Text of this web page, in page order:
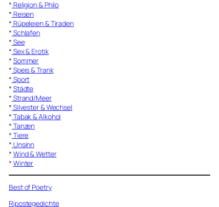
* Religion & Philo
* Reisen
* Rüpeleien & Tiraden
* Schlafen
* See
* Sex & Erotik
* Sommer
* Speis & Trank
* Sport
* Städte
* Strand/Meer
* Silvester & Wechsel
* Tabak & Alkohol
* Tanzen
* Tiere
* Unsinn
* Wind & Wetter
* Winter
Best of Poetry
Ripostegedichte